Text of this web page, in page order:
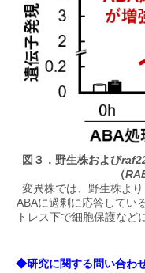
図３．野生株および
（
変異株では、野生株よ
ABAに過剰に応答してい
トレス下で細胞保護など
◆研究に関する問い合わ